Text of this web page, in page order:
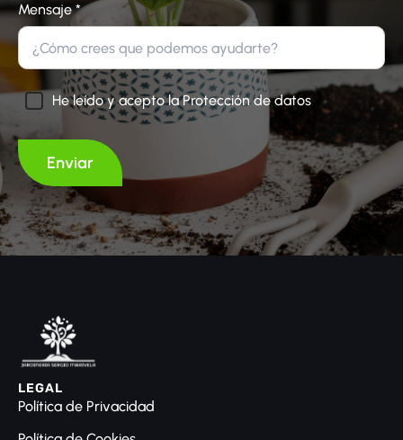
Mensaje *
He leído y acepto la Protección de datos
LEGAL
Política de Privacidad